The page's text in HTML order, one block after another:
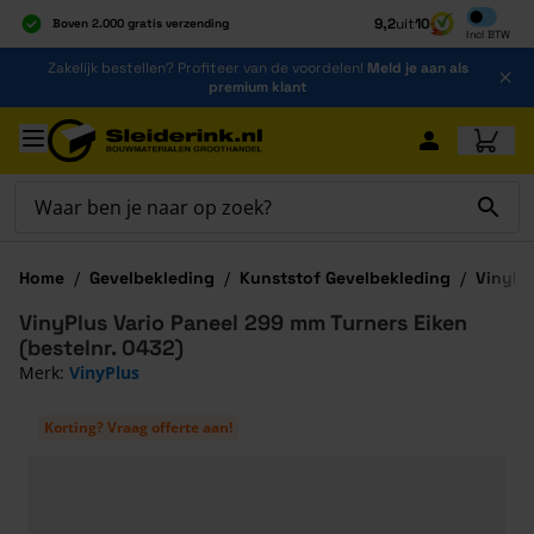
Boven 2.000 gratis verzending
Al 40 jaar dé specialist
Alles onder één dak
9,2uit10
Incl BTW
Inclusief
Ga naar de inhoud
Zakelijk bestellen? Profiteer van de voordelen! Meld je aan als
premium klant
Ga naar hoofdinhoud
Home / Gevelbekleding / Kunststof Gevelbekleding /
Korting? Vraag offerte aan!
VinyPlus Vario Paneel 299 mm Turners Eiken
(bestelnr. 0432)
Merk: VinyPlus